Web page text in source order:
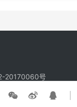
20170060号